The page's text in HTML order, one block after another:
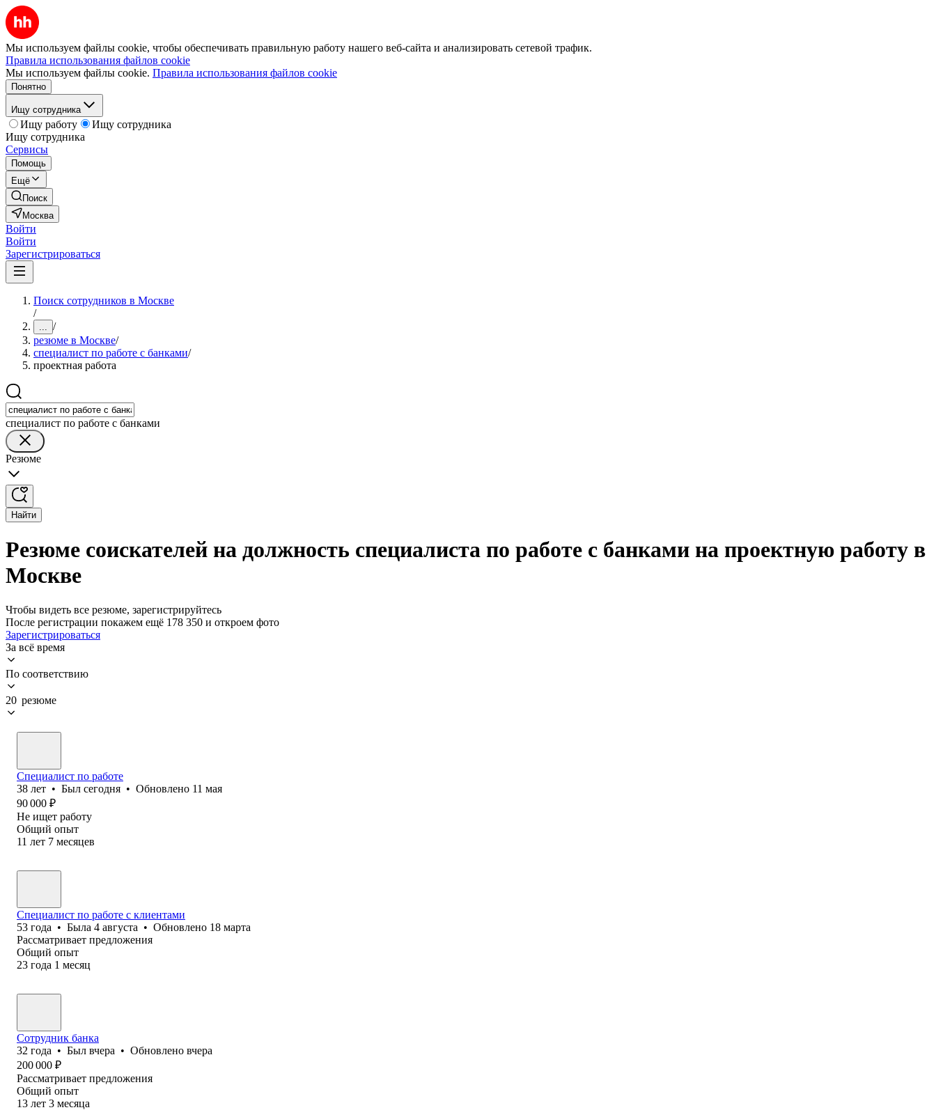
Мы используем файлы cookie, чтобы обеспечивать правильную работу нашего веб-сайта и анализировать сетевой трафик.
Правила использования файлов cookie
Мы используем файлы cookie. Правила использования файлов cookie
Понятно
Ищу сотрудника
Ищу работу
Ищу сотрудника
Ищу сотрудника
Сервисы
Помощь
Ещё
Поиск
Москва
Войти
Войти
Зарегистрироваться
Поиск сотрудников в Москве
/
... /
резюме в Москве/
специалист по работе с банками/
проектная работа
специалист по работе с банками
Резюме
Найти
Резюме соискателей на должность специалиста по работе с банками на проектную работу в
Москве
Чтобы видеть все резюме, зарегистрируйтесь
После регистрации покажем ещё 178 350 и откроем фото
Зарегистрироваться
За всё время
По соответствию
20 резюме
Специалист по работе
38 лет • Был сегодня • Обновлено 11 мая
90 000 ₽
Не ищет работу
Общий опыт
11 лет 7 месяцев
Специалист по работе с клиентами
53 года • Была 4 августа • Обновлено 18 марта
Рассматривает предложения
Общий опыт
23 года 1 месяц
Сотрудник банка
32 года • Был вчера • Обновлено вчера
200 000 ₽
Рассматривает предложения
Общий опыт
13 лет 3 месяца